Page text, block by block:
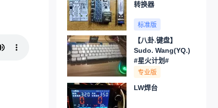
转换器
标准版
【八卦.键盘】
Sudo. Wang(YQ.)
#星火计划#
专业版
LW焊台